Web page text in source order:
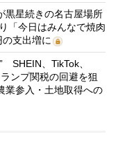
黒星続きの名古屋場所
「今日はみんなで焼肉
支出増に
SHEIN、TikTok、
ンプ関税の回避を狙
参入・土地取得への